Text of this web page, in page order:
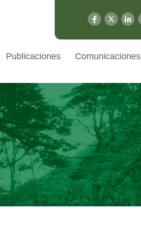
Publicaciones Comunicaciones